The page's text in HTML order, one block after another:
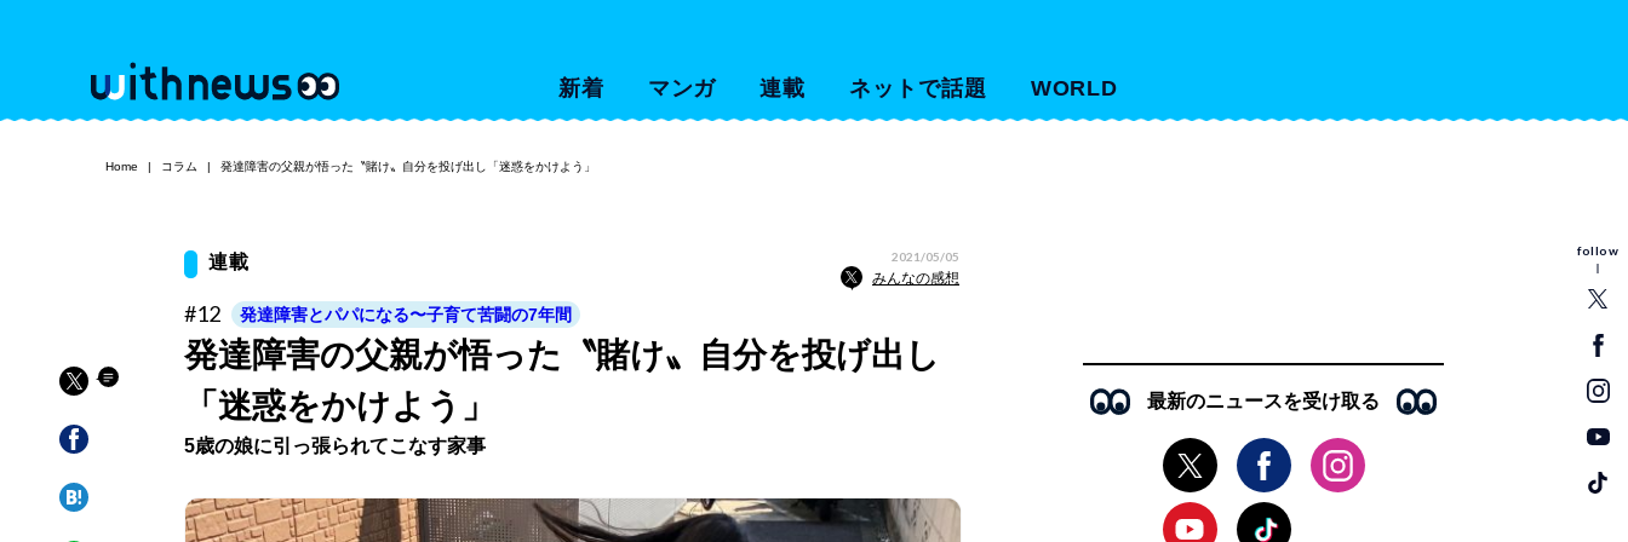
新着 マンガ 連載 ネットで話題 WORLD
follow
Home コラム 発達障害の父親が悟った〝賭け〟自分を投げ出し「迷惑をかけよう」
連載 2021/05/05
みんなの感想
#12 発達障害とパパになる〜子育て苦闘の7年間
発達障害の父親が悟った〝賭け〟自分を投げ出し
「迷惑をかけよう」
5歳の娘に引っ張られてこなす家事
最新のニュースを受け取る